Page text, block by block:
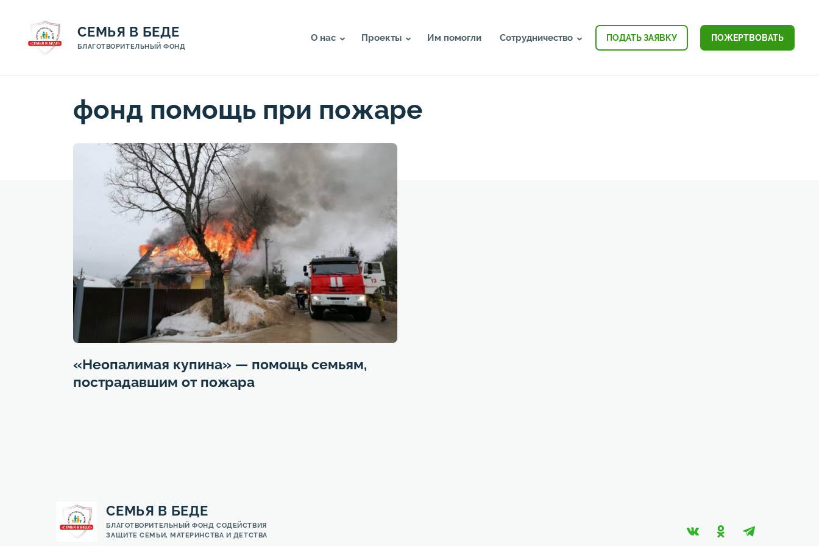
СЕМЬЯ В БЕДЕ
БЛАГОТВОРИТЕЛЬНЫЙ ФОНД
О нас Проекты Им помогли Сотрудничество ПОДАТЬ ЗАЯВКУ ПОЖЕРТВОВАТЬ
фонд помощь при пожаре
«Неопалимая купина» — помощь семьям,
пострадавшим от пожара
СЕМЬЯ В БЕДЕ
БЛАГОТВОРИТЕЛЬНЫЙ ФОНД СОДЕЙСТВИЯ
ЗАЩИТЕ СЕМЬИ, МАТЕРИНСТВА И ДЕТСТВА